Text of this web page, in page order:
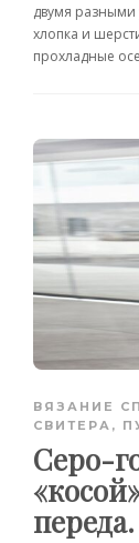
двумя
хлопка и
прохладные
ВЯЗАНИЕ
СВИТЕРА,
Серо-
переда.